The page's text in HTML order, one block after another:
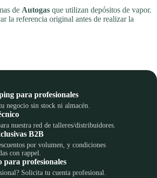
de Autogas que utilizan depósitos de vapor.
la referencia original antes de realizar la
para profesionales
negocio sin stock ni almacén.
nuestra red de talleres/distribuidores.
B2B
por volumen, y condiciones
con rappel.
para profesionales
Solicita tu cuenta profesional.